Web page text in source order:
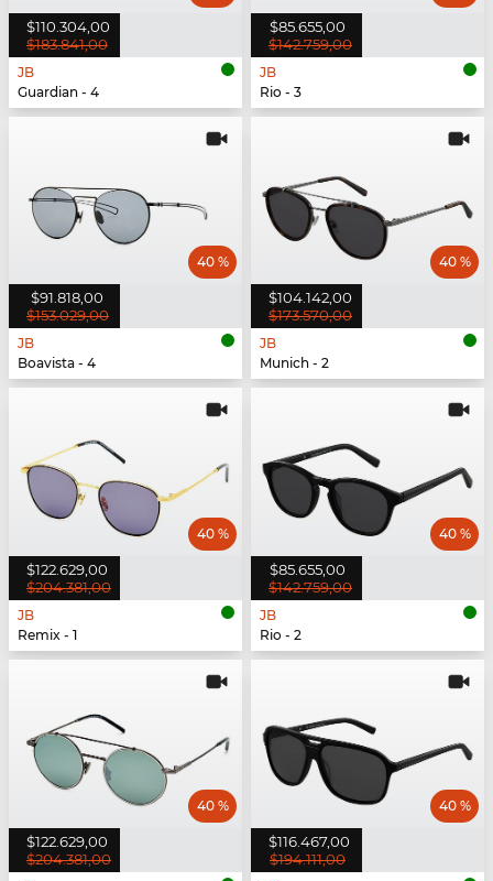
$110.304,00
$183.841,00
JB
Guardian - 4
$85.655,00
$142.759,00
JB
Rio - 3
$91.818,00
$153.029,00
40 %
JB
Boavista - 4
$104.142,00
$173.570,00
40 %
JB
Munich - 2
$122.629,00
$204.381,00
40 %
JB
Remix - 1
$85.655,00
$142.759,00
40 %
JB
Rio - 2
$122.629,00
$204.381,00
40 %
$116.467,00
$194.111,00
40 %